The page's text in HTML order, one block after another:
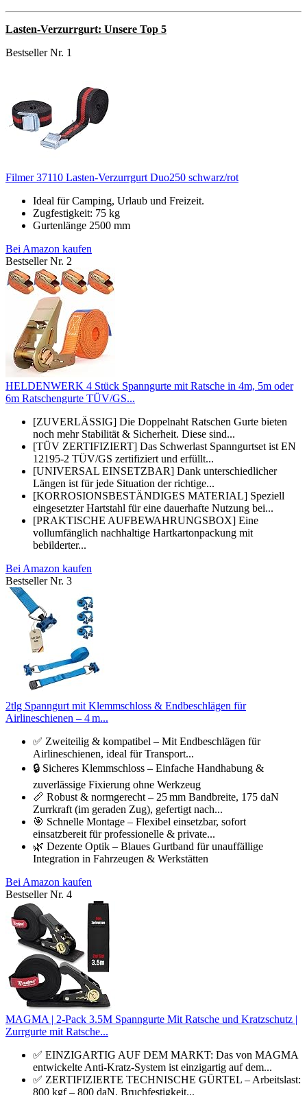
Lasten-Verzurrgurt: Unsere Top 5
Bestseller Nr. 1
Filmer 37110 Lasten-Verzurrgurt Duo250 schwarz/rot
Ideal für Camping, Urlaub und Freizeit.
Zugfestigkeit: 75 kg
Gurtenlänge 2500 mm
Bei Amazon kaufen
Bestseller Nr. 2
HELDENWERK 4 Stück Spanngurte mit Ratsche in 4m, 5m oder
6m Ratschengurte TÜV/GS...
[ZUVERLÄSSIG] Die Doppelnaht Ratschen Gurte bieten
noch mehr Stabilität & Sicherheit. Diese sind...
[TÜV ZERTIFIZIERT] Das Schwerlast Spanngurtset ist EN
12195-2 TÜV/GS zertifiziert und erfüllt...
[UNIVERSAL EINSETZBAR] Dank unterschiedlicher
Längen ist für jede Situation der richtige...
[KORROSIONSBESTÄNDIGES MATERIAL] Speziell
eingesetzter Hartstahl für eine dauerhafte Nutzung bei...
[PRAKTISCHE AUFBEWAHRUNGSBOX] Eine
vollumfänglich nachhaltige Hartkartonpackung mit
bebilderter...
Bei Amazon kaufen
Bestseller Nr. 3
2tlg Spanngurt mit Klemmschloss & Endbeschlägen für
Airlineschienen – 4 m...
✅ Zweiteilig & kompatibel – Mit Endbeschlägen für
Airlineschienen, ideal für Transport...
🔒 Sicheres Klemmschloss – Einfache Handhabung &
zuverlässige Fixierung ohne Werkzeug
📏 Robust & normgerecht – 25 mm Bandbreite, 175 daN
Zurrkraft (im geraden Zug), gefertigt nach...
🎯 Schnelle Montage – Flexibel einsetzbar, sofort
einsatzbereit für professionelle & private...
🌿 Dezente Optik – Blaues Gurtband für unauffällige
Integration in Fahrzeugen & Werkstätten
Bei Amazon kaufen
Bestseller Nr. 4
MAGMA | 2-Pack 3.5M Spanngurte Mit Ratsche und Kratzschutz |
Zurrgurte mit Ratsche...
✅ EINZIGARTIG AUF DEM MARKT: Das von MAGMA
entwickelte Anti-Kratz-System ist einzigartig auf dem...
✅ ZERTIFIZIERTE TECHNISCHE GÜRTEL – Arbeitslast:
800 kgf – 800 daN. Bruchfestigkeit...